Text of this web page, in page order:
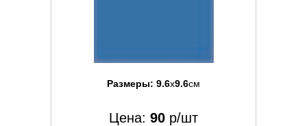
Размеры: 9.6x9.6см
Цена: 90 р/шт